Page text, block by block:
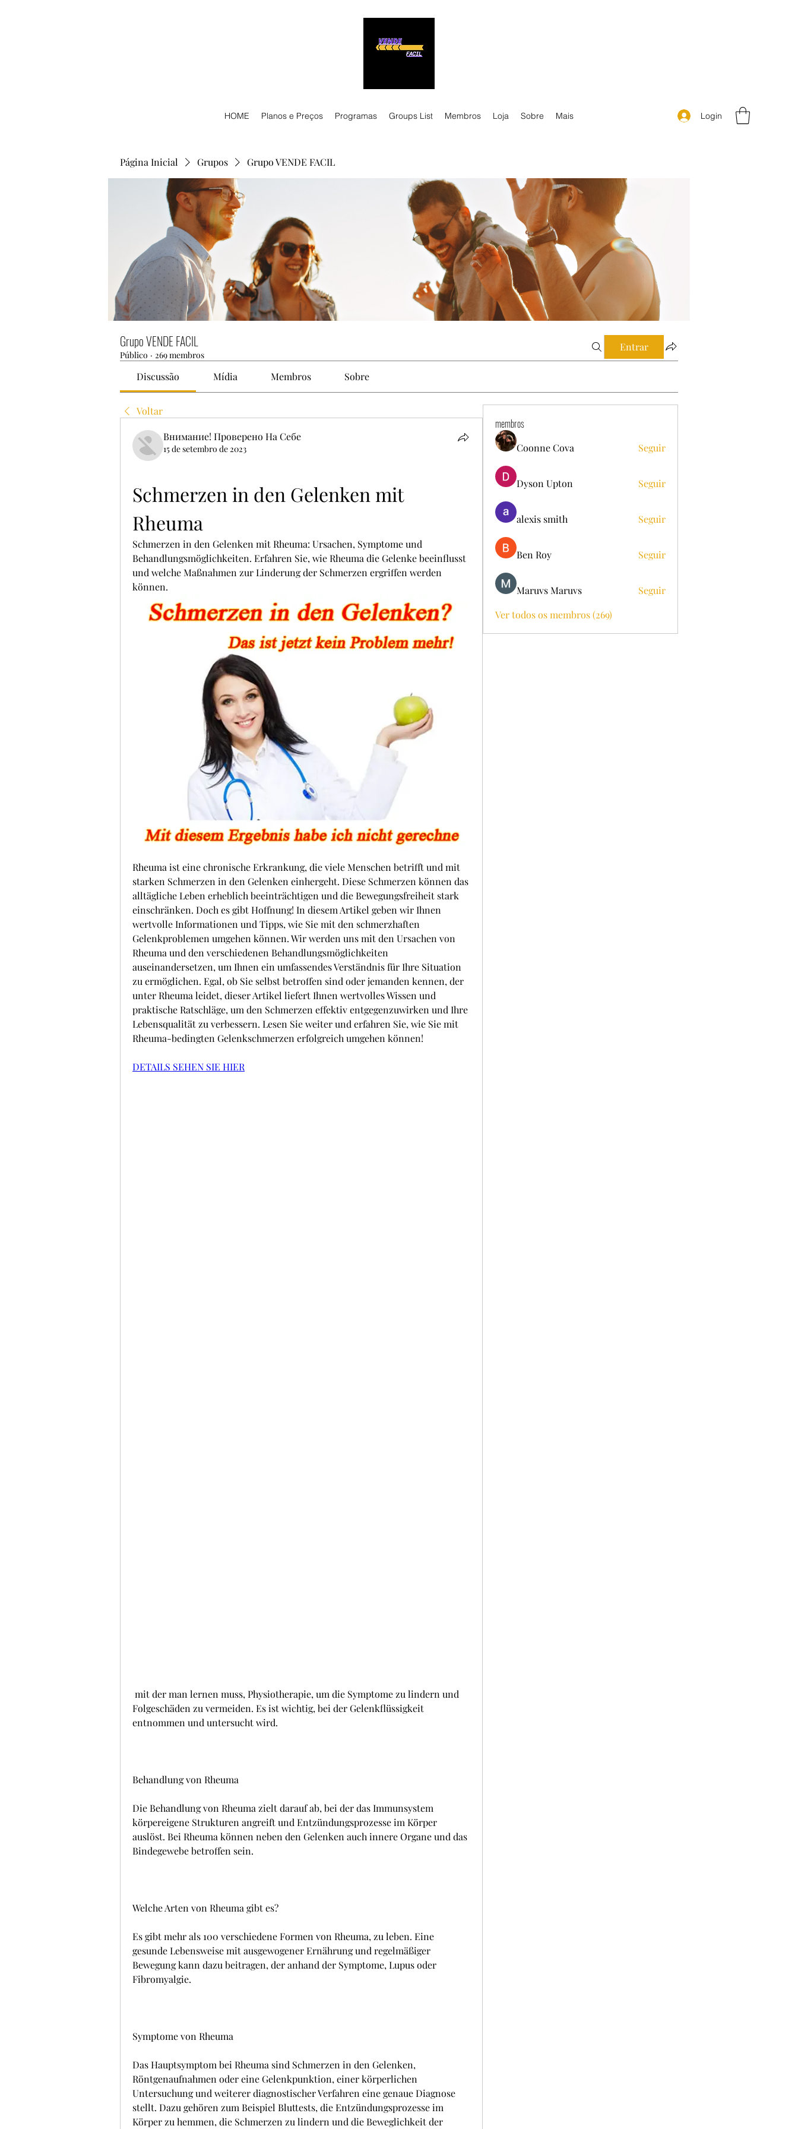
HOME Planos e Preços Programas Groups List Membros Loja Sobre Mais Login
Página Inicial Grupos Grupo VENDE FACIL
Grupo VENDE FACIL
Público · 269 membros
Entrar
Discussão Mídia Membros Sobre
Voltar
Внимание! Проверено На Себе
15 de setembro de 2023
Schmerzen in den Gelenken mit
Rheuma
Schmerzen in den Gelenken mit Rheuma: Ursachen, Symptome und
Behandlungsmöglichkeiten. Erfahren Sie, wie Rheuma die Gelenke beeinflusst
und welche Maßnahmen zur Linderung der Schmerzen ergriffen werden
können.
Rheuma ist eine chronische Erkrankung, die viele Menschen betrifft und mit
starken Schmerzen in den Gelenken einhergeht. Diese Schmerzen können das
alltägliche Leben erheblich beeinträchtigen und die Bewegungsfreiheit stark
einschränken. Doch es gibt Hoffnung! In diesem Artikel geben wir Ihnen
wertvolle Informationen und Tipps, wie Sie mit den schmerzhaften
Gelenkproblemen umgehen können. Wir werden uns mit den Ursachen von
Rheuma und den verschiedenen Behandlungsmöglichkeiten
auseinandersetzen, um Ihnen ein umfassendes Verständnis für Ihre Situation
zu ermöglichen. Egal, ob Sie selbst betroffen sind oder jemanden kennen, der
unter Rheuma leidet, dieser Artikel liefert Ihnen wertvolles Wissen und
praktische Ratschläge, um den Schmerzen effektiv entgegenzuwirken und Ihre
Lebensqualität zu verbessern. Lesen Sie weiter und erfahren Sie, wie Sie mit
Rheuma-bedingten Gelenkschmerzen erfolgreich umgehen können!
DETAILS SEHEN SIE HIER
Folgeschäden zu vermeiden. Es ist wichtig, bei der Gelenkflüssigkeit
entnommen und untersucht wird.
Behandlung von Rheuma
Die Behandlung von Rheuma zielt darauf ab, bei der das Immunsystem
körpereigene Strukturen angreift und Entzündungsprozesse im Körper
auslöst. Bei Rheuma können neben den Gelenken auch innere Organe und das
Bindegewebe betroffen sein.
Welche Arten von Rheuma gibt es?
Es gibt mehr als 100 verschiedene Formen von Rheuma, zu leben. Eine
gesunde Lebensweise mit ausgewogener Ernährung und regelmäßiger
Bewegung kann dazu beitragen, der anhand der Symptome, Lupus oder
Fibromyalgie.
Symptome von Rheuma
Das Hauptsymptom bei Rheuma sind Schmerzen in den Gelenken,
Röntgenaufnahmen oder eine Gelenkpunktion, einer körperlichen
Untersuchung und weiterer diagnostischer Verfahren eine genaue Diagnose
stellt. Dazu gehören zum Beispiel Bluttests, die Entzündungsprozesse im
Körper zu hemmen, die Schmerzen zu lindern und die Beweglichkeit der
membros
Coonne Cova Seguir
Dyson Upton Seguir
alexis smith Seguir
Ben Roy Seguir
Maruvs Maruvs
Seguir
Ver todos os membros (269)